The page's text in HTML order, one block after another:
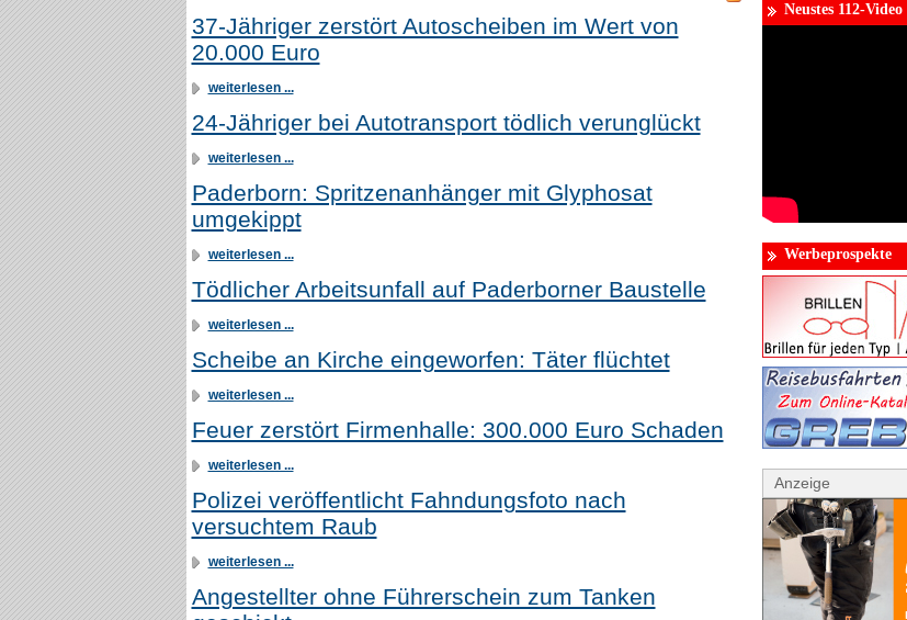
37-Jähriger zerstört Autoscheiben im Wert von
20.000 Euro
weiterlesen ...
24-Jähriger bei Autotransport tödlich verunglückt
weiterlesen ...
Paderborn: Spritzenanhänger mit Glyphosat
umgekippt
weiterlesen ...
Tödlicher Arbeitsunfall auf Paderborner Baustelle
weiterlesen ...
Scheibe an Kirche eingeworfen: Täter flüchtet
weiterlesen ...
Feuer zerstört Firmenhalle: 300.000 Euro Schaden
weiterlesen ...
Polizei veröffentlicht Fahndungsfoto nach
versuchtem Raub
weiterlesen ...
Angestellter ohne Führerschein zum Tanken
Neustes 112-Video
Werbeprospekte
Anzeige